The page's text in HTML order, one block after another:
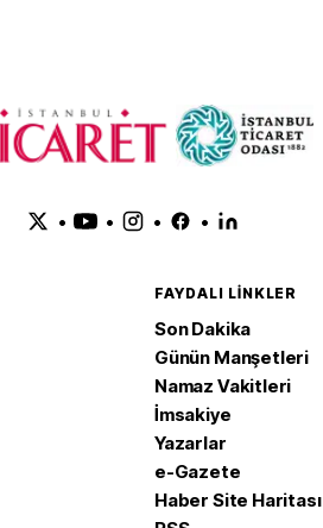
• • • •
FAYDALI LINKLER
Son Dakika
Günün Manşetleri
Namaz Vakitleri
İmsakiye
Yazarlar
e-Gazete
Haber Site Haritası